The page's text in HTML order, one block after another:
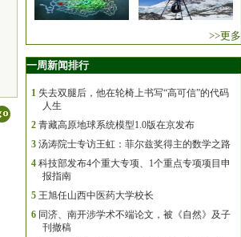
>>更多
一周新闻排行
1 失去双腿后，他在轮椅上书写“高可信”的代码
人生
2 青藏高原地球系统模型1.0版在京发布
3 汤涛院士专访王虹：菲尔兹奖得主的数学之路
4 科技部发布4个重大专项、1个重点专项项目申
报指南
5 王旭任山西中医药大学校长
6 同济、南开涉学术不端论文，被《自然》及子
刊撤稿